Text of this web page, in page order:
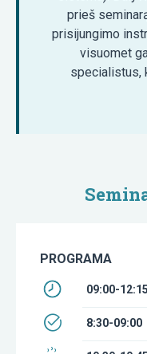
prieš
prisijungimo
visuomet
specialistus,
PROGRAMA
09:00-12:15
8:30-09:00